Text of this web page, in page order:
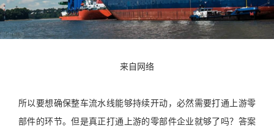
来自网络
所以要想确保整车流水线能够持续开动，必然需要打通上游零
部件的环节。但是真正打通上游的零部件企业就够了吗？答案